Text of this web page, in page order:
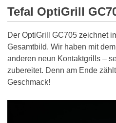
Tefal OptiGrill
Der OptiGrill GC705 zeichnet
Gesamtbild. Wir haben mit
anderen neun Kontaktgrills –
zubereitet. Denn am Ende
Geschmack!